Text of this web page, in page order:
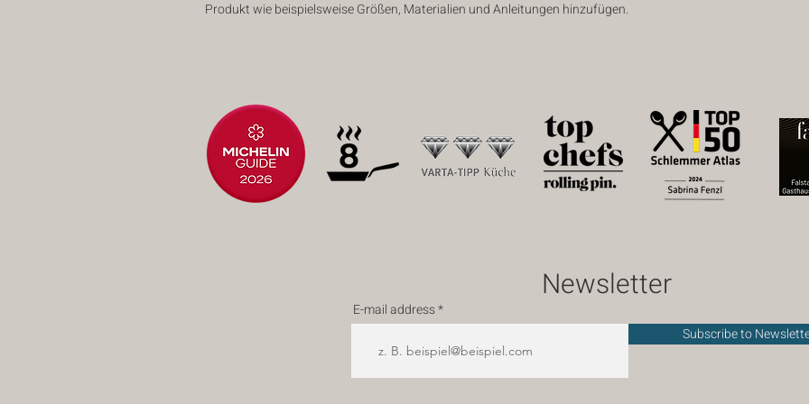
Produkt wie beispielsweise Größen, Materialien und Anleitungen hinzufügen.
Newsletter
E-mail address
Subscribe to